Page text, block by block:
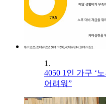
1.
4050 1인 가구 ‘
어려워”